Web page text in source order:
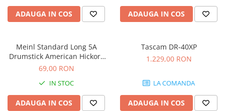
Chitare si bass
Claviaturi
Instrumente de percutie
Instrumente de suflat
Instrumente si jucarii pentru copii
Instrumente traditionale
Tobe
ADAUGA IN COS ADAUGA IN COS
Meinl Standard Long 5A
Drumstick American Hickory
SB103
69,00 RON
IN STOC
ADAUGA IN COS
Tascam DR-40XP
1.229,00 RON
LA COMANDA
ADAUGA IN COS